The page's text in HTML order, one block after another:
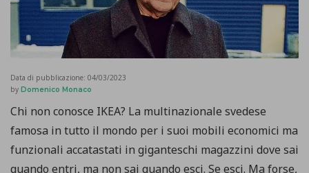
Data di pubblicazione: 04/03/2023
by Domenico Monaco
Chi non conosce IKEA? La multinazionale svedese
famosa in tutto il mondo per i suoi mobili economici ma
funzionali accatastati in giganteschi magazzini dove sai
quando entri, ma non sai quando esci. Se esci. Ma forse,